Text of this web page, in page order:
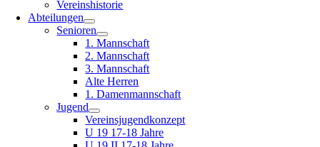
Vereinshistorie
Abteilungen
Senioren
1. Mannschaft
2. Mannschaft
3. Mannschaft
Alte Herren
1. Damenmannschaft
Jugend
Vereinsjugendkonzept
U 19 17-18 Jahre